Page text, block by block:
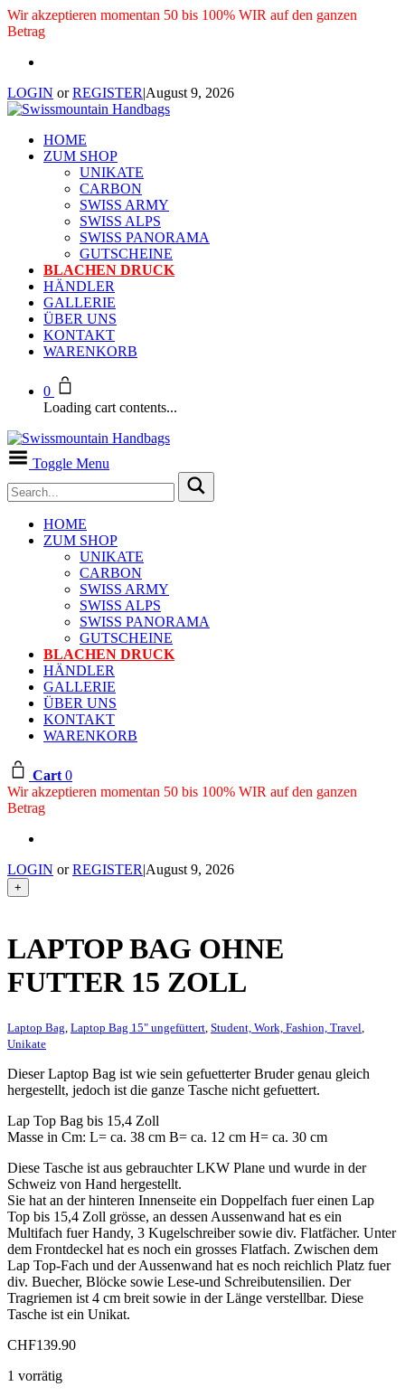
Wir akzeptieren momentan 50 bis 100% WIR auf den ganzen
Betrag
LOGIN orREGISTER|August 9, 2026
HOME
ZUM SHOP
UNIKATE
CARBON
SWISS ARMY
SWISS ALPS
SWISS PANORAMA
GUTSCHEINE
BLACHEN DRUCK
HÄNDLER
GALLERIE
ÜBER UNS
KONTAKT
WARENKORB
0
Loading cart contents...
Toggle Menu
HOME
ZUM SHOP
UNIKATE
CARBON
SWISS ARMY
SWISS ALPS
SWISS PANORAMA
GUTSCHEINE
BLACHEN DRUCK
HÄNDLER
GALLERIE
ÜBER UNS
KONTAKT
WARENKORB
Cart 0
Wir akzeptieren momentan 50 bis 100% WIR auf den ganzen
Betrag
LOGIN orREGISTER|August 9, 2026
+
LAPTOP BAG OHNE
FUTTER 15 ZOLL
Laptop Bag Laptop Bag 15" ungefüttert Student, Work, Fashion, Travel
Unikate
Dieser Laptop Bag ist wie sein gefuetterter Bruder genau gleich
hergestellt, jedoch ist die ganze Tasche nicht gefuettert.
Lap Top Bag bis 15,4 Zoll
Masse in Cm: L= ca. 38 cm B= ca. 12 cm H= ca. 30 cm
Diese Tasche ist aus gebrauchter LKW Plane und wurde in der
Schweiz von Hand hergestellt.
Sie hat an der hinteren Innenseite ein Doppelfach fuer einen Lap
Top bis 15,4 Zoll grösse, an dessen Aussenwand hat es ein
Multifach fuer Handy, 3 Kugelschreiber sowie div. Flatfächer. Unter
dem Frontdeckel hat es noch ein grosses Flatfach. Zwischen dem
Lap Top-Fach und der Aussenwand hat es noch reichlich Platz fuer
div. Buecher, Blöcke sowie Lese-und Schreibutensilien. Der
Tragriemen ist 4 cm breit sowie in der Länge verstellbar. Diese
Tasche ist ein Unikat.
CHF139.90
1 vorrätig